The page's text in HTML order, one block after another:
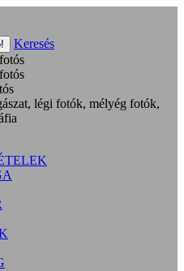
Keresés
légi fotók, mélyég fotók,